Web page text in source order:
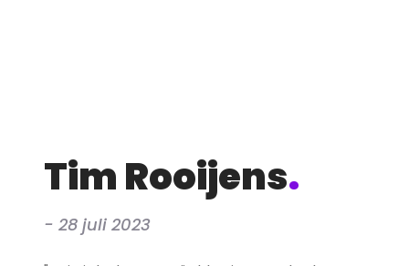
Tim Rooijens.
- 28 juli 2023